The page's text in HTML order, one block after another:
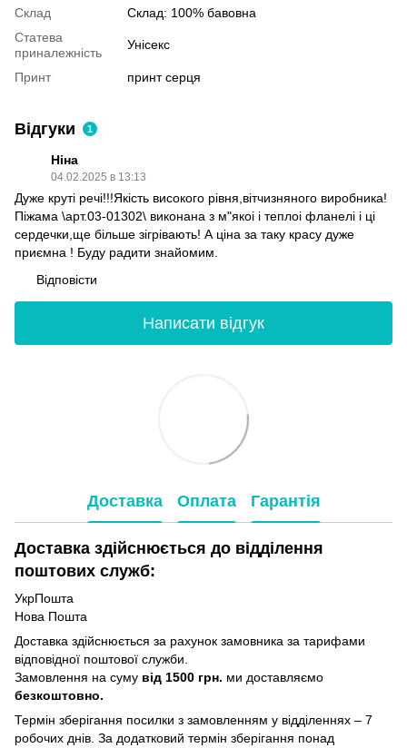
Склад
Склад: 100% бавовна
Статева
приналежність
Унісекс
Принт принт серця
Відгуки 1
Ніна
04.02.2025 в 13:13
Дуже круті речі!!!Якість високого рівня,вітчизняного виробника!
Піжама \арт.03-01302\ виконана з м"якоі і теплоі фланелі і ці
сердечки,ще більше зігрівають! А ціна за таку красу дуже
приємна ! Буду радити знайомим.
Відповісти
Написати відгук
Доставка Оплата Гарантія
Доставка здійснюється до відділення
поштових служб:
УкрПошта
Нова Пошта
Доставка здійснюється за рахунок замовника за тарифами
відповідної поштової служби.
Замовлення на суму від 1500 грн. ми доставляємо
безкоштовно.
Термін зберігання посилки з замовленням у відділеннях – 7
робочих днів. За додатковий термін зберігання понад